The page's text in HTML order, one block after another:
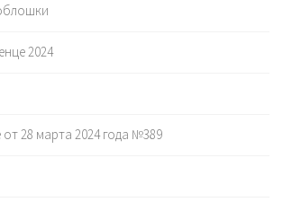
2024
28 марта 2024 года №389